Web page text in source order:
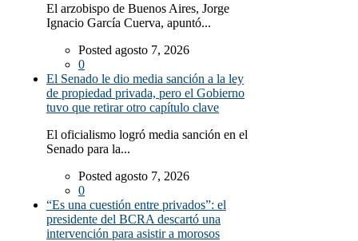
El arzobispo de Buenos Aires, Jorge
Ignacio García Cuerva, apuntó...
Posted agosto 7, 2026
0
El Senado le dio media sanción a la ley
de propiedad privada, pero el Gobierno
tuvo que retirar otro capítulo clave
El oficialismo logró media sanción en el
Senado para la...
Posted agosto 7, 2026
0
“Es una cuestión entre privados”: el
presidente del BCRA descartó una
intervención para asistir a morosos